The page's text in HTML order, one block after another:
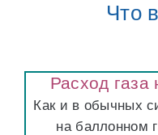
Что
Расход
Как и в обычных
на баллонном